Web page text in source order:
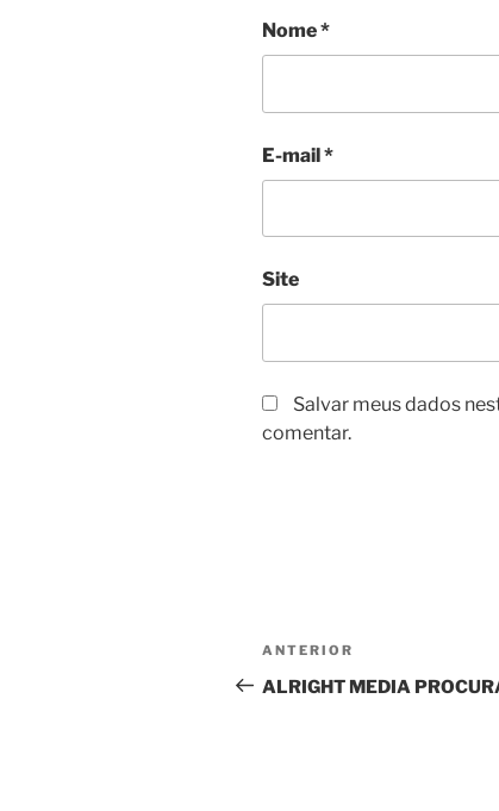
Nome*
E-mail*
Site
Salvar meus dados
comentar.
Navegação
de
Post
anterior
ANTERIOR
ALRIGHT MEDIA